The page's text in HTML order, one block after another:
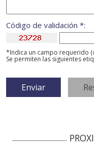
Código de validación *:
*Indica un campo requerido
Se permiten las siguientes